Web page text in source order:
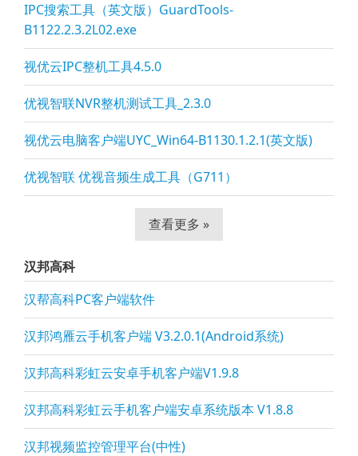
IPC搜索工具（英文版）GuardTools-
B1122.2.3.2L02.exe
视优云IPC整机工具4.5.0
优视智联NVR整机测试工具_2.3.0
视优云电脑客户端UYC_Win64-B1130.1.2.1(英文版)
优视智联 优视音频生成工具（G711）
查看更多 »
汉邦高科
汉帮高科PC客户端软件
汉邦鸿雁云手机客户端 V3.2.0.1(Android系统)
汉邦高科彩虹云安卓手机客户端V1.9.8
汉邦高科彩虹云手机客户端安卓系统版本 V1.8.8
汉邦视频监控管理平台(中性)